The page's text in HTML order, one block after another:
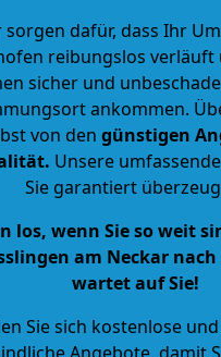
sorgen dafür, dass Ihr
reibungslos verläuft
sicher und
ankommen.
von den günstigen
. Unsere
Sie garantiert
los, wenn Sie so weit
am Neckar
wartet auf Sie!
Sie sich kostenlose
Angebote, damit